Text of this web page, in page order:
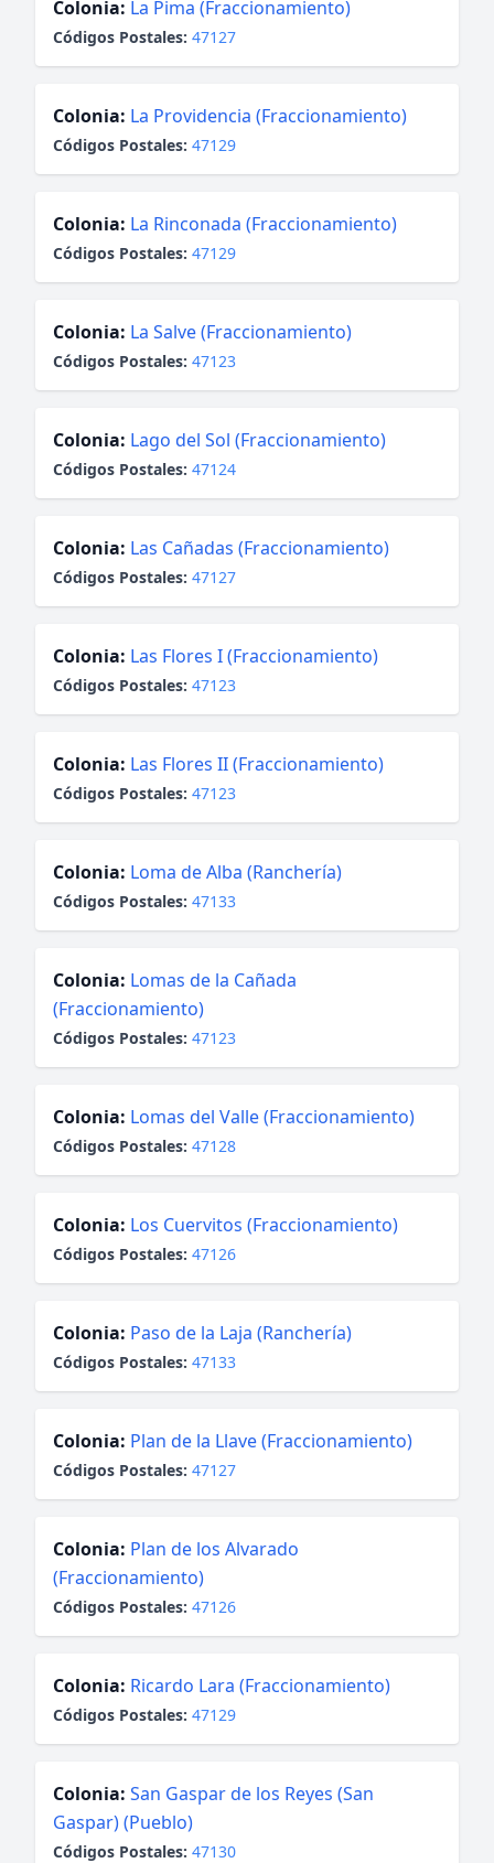
Colonia: La Pima (Fraccionamiento)
Códigos Postales: 47127
Colonia: La Providencia (Fraccionamiento)
Códigos Postales: 47129
Colonia: La Rinconada (Fraccionamiento)
Códigos Postales: 47129
Colonia: La Salve (Fraccionamiento)
Códigos Postales: 47123
Colonia: Lago del Sol (Fraccionamiento)
Códigos Postales: 47124
Colonia: Las Cañadas (Fraccionamiento)
Códigos Postales: 47127
Colonia: Las Flores I (Fraccionamiento)
Códigos Postales: 47123
Colonia: Las Flores II (Fraccionamiento)
Códigos Postales: 47123
Colonia: Loma de Alba (Ranchería)
Códigos Postales: 47133
Colonia: Lomas de la Cañada
(Fraccionamiento)
Códigos Postales: 47123
Colonia: Lomas del Valle (Fraccionamiento)
Códigos Postales: 47128
Colonia: Los Cuervitos (Fraccionamiento)
Códigos Postales: 47126
Colonia: Paso de la Laja (Ranchería)
Códigos Postales: 47133
Colonia: Plan de la Llave (Fraccionamiento)
Códigos Postales: 47127
Colonia: Plan de los Alvarado
(Fraccionamiento)
Códigos Postales: 47126
Colonia: Ricardo Lara (Fraccionamiento)
Códigos Postales: 47129
Colonia: San Gaspar de los Reyes (San
Gaspar) (Pueblo)
Códigos Postales: 47130